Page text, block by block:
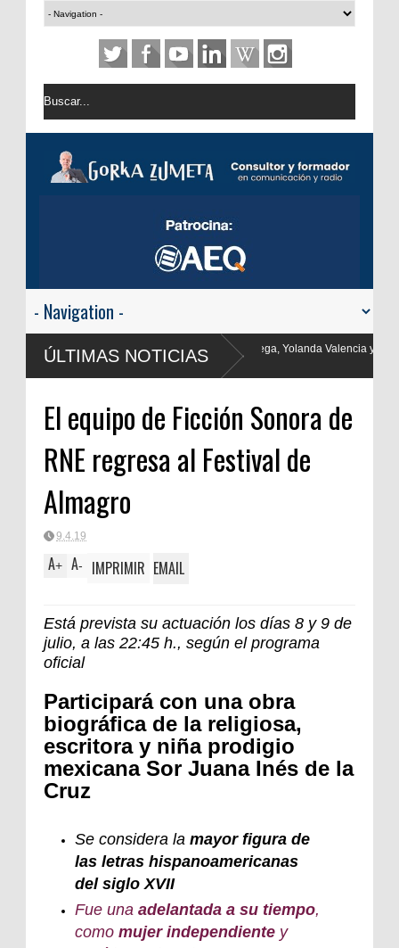
ÚLTIMAS NOTICIAS
Valencia y Frank Blanco regresan a
El equipo de Ficción Sonora de
RNE regresa al Festival de
Almagro
9.4.19
A+ A- IMPRIMIR EMAIL
Está prevista su actuación los días 8 y 9 de
julio, a las 22:45 h., según el programa
oficial
Participará con una obra
biográfica de la religiosa,
escritora y niña prodigio
mexicana Sor Juana Inés de la
Cruz
Se considera la mayor figura de
las letras hispanoamericanas
del siglo XVII
Fue una adelantada a su tiempo,
como mujer independiente y